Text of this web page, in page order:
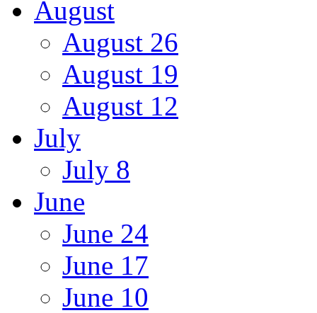
August
August 26
August 19
August 12
July
July 8
June
June 24
June 17
June 10